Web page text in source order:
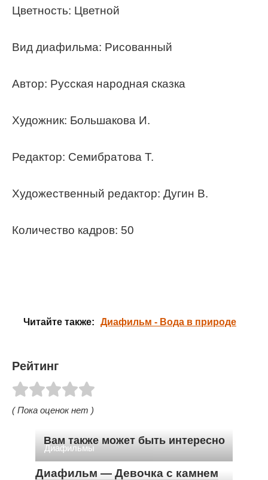
Цветность: Цветной
Вид диафильма: Рисованный
Автор: Русская народная сказка
Художник: Большакова И.
Редактор: Семибратова Т.
Художественный редактор: Дугин В.
Количество кадров: 50
Читайте также: Диафильм - Вода в природе
Рейтинг
( Пока оценок нет )
Вам также может быть интересно
Диафильмы
Диафильм — Девочка с камнем